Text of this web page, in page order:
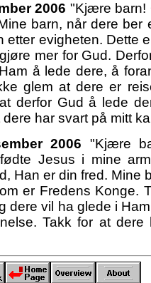
2006 "Kjære barn!
barn, når dere
etter evigheten. Dette
mer for Gud.
å lede dere, å
glem at dere er
derfor Gud å lede
har svart på mitt
2006 "Kjære
Jesus i mine
Han er din fred. Mine
er Fredens Konge.
dere vil ha glede i
Takk for at dere